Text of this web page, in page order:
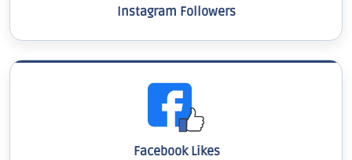
Instagram Followers
Facebook Likes